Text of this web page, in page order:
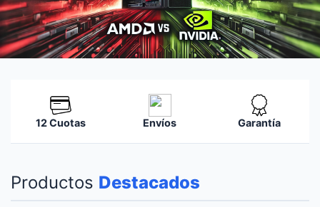
12 Cuotas Envíos Garantía
Productos Destacados